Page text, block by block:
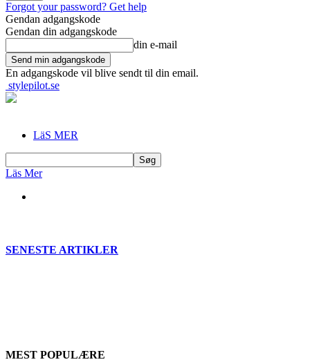
Forgot your password? Get help
Gendan adgangskode
Gendan din adgangskode
din e-mail
En adgangskode vil blive sendt til din email.
stylepilot.se
LäS MER
Läs Mer
SENESTE ARTIKLER
MEST POPULÆRE